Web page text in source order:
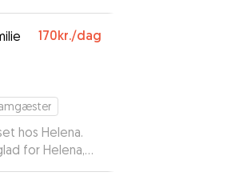
170kr./dag
hos Helena.
for Helena,
vi bestemt